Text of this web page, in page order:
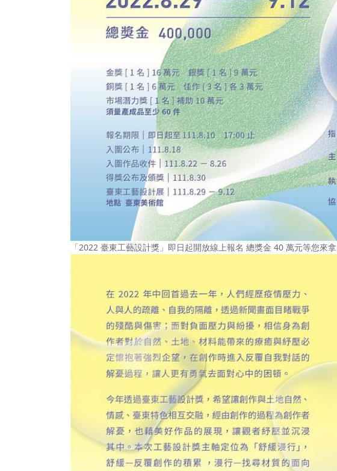
「2022 臺東工藝設計獎」即日起開放線上報名 總獎金 40 萬元等您來拿